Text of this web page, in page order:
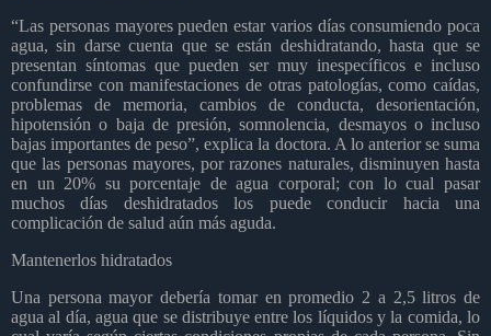
“Las personas mayores pueden estar varios días consumiendo poca
agua, sin darse cuenta que se están deshidratando, hasta que se
presentan síntomas que pueden ser muy inespecíficos e incluso
confundirse con manifestaciones de otras patologías, como caídas,
problemas de memoria, cambios de conducta, desorientación,
hipotensión o baja de presión, somnolencia, desmayos o incluso
bajas importantes de peso”, explica la doctora. A lo anterior se suma
que las personas mayores, por razones naturales, disminuyen hasta
en un 20% su porcentaje de agua corporal; con lo cual pasar
muchos días deshidratados los puede conducir hacia una
complicación de salud aún más aguda.
Mantenerlos hidratados
Una persona mayor debería tomar en promedio 2 a 2,5 litros de
agua al día, agua que se distribuye entre los líquidos y la comida, lo